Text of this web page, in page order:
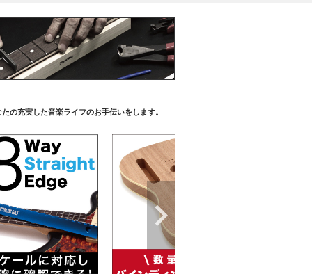
の充実した音楽ライフのお手伝いをします。